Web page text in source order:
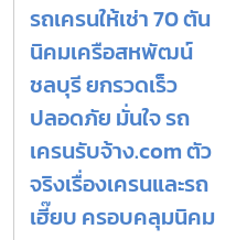
รถเครนให้เช่า 70 ตัน
นิคมเครือสหพัฒน์
ชลบุรี ยกรวดเร็ว
ปลอดภัย มั่นใจ รถ
เครนรับจ้าง.com ตัว
จริงเรื่องเครนและรถ
เฮี๊ยบ ครอบคลุมนิคม